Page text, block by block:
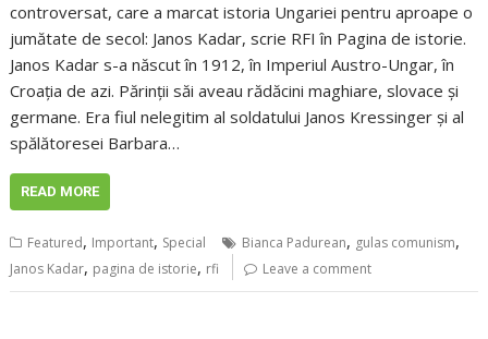
controversat, care a marcat istoria Ungariei pentru aproape o
jumătate de secol: Janos Kadar, scrie RFI în Pagina de istorie.
Janos Kadar s-a născut în 1912, în Imperiul Austro-Ungar, în
Croația de azi. Părinții săi aveau rădăcini maghiare, slovace și
germane. Era fiul nelegitim al soldatului Janos Kressinger și al
spălătoresei Barbara…
READ MORE
Featured, Important, Special Bianca Padurean, gulas comunism,
Janos Kadar, pagina de istorie, rfi Leave a comment